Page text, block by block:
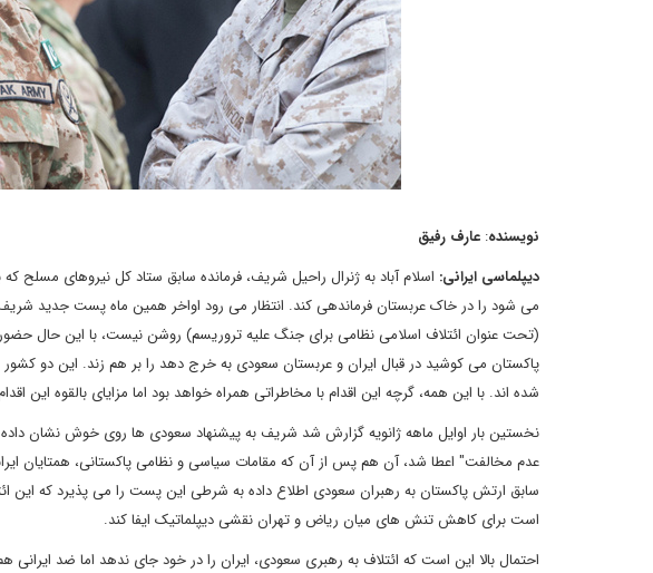
نویسنده: عارف رفیق
دیپلماسی ایرانی: اسلام آباد به ژنرال راحیل شریف، فرمانده سابق ستاد کل نیروهای مسلح
می شود را در خاک عربستان فرماندهی کند. انتظار می رود اواخر همین ماه پست جدید
(تحت عنوان ائتلاف اسلامی نظامی برای جنگ علیه تروریسم) روشن نیست، با این حال
پاکستان می کوشید در قبال ایران و عربستان سعودی به خرج دهد را بر هم زند. این دو
شده اند. با این همه، گرچه این اقدام با مخاطراتی همراه خواهد بود اما مزایای بالقوه این
نخستین بار اوایل ماهه ژانویه گزارش شد شریف به پیشنهاد سعودی ها روی خوش نشان
عدم مخالفت" اعطا شد، آن هم پس از آن که مقامات سیاسی و نظامی پاکستانی، همتایان
سابق ارتش پاکستان به رهبران سعودی اطلاع داده به شرطی این پست را می پذیرد که این
است برای کاهش تنش های میان ریاض و تهران نقشی دیپلماتیک ایفا کند.
احتمال بالا این است که ائتلاف به رهبری سعودی، ایران را در خود جای ندهد اما ضد ایرانی